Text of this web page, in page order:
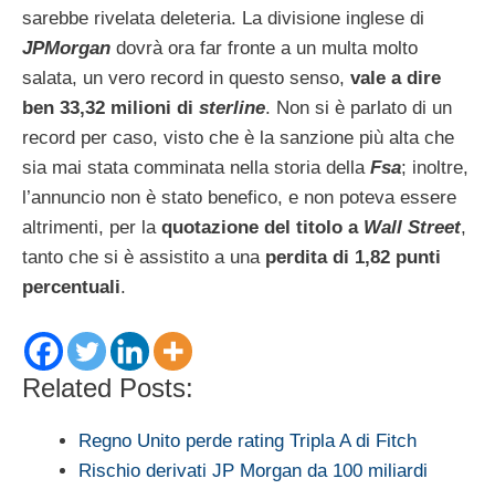
sarebbe rivelata deleteria. La divisione inglese di
JPMorgan dovrà ora far fronte a un multa molto
salata, un vero record in questo senso, vale a dire
ben 33,32 milioni di sterline. Non si è parlato di un
record per caso, visto che è la sanzione più alta che
sia mai stata comminata nella storia della Fsa; inoltre,
l’annuncio non è stato benefico, e non poteva essere
altrimenti, per la quotazione del titolo a Wall Street,
tanto che si è assistito a una perdita di 1,82 punti
percentuali.
Related Posts:
Regno Unito perde rating Tripla A di Fitch
Rischio derivati JP Morgan da 100 miliardi